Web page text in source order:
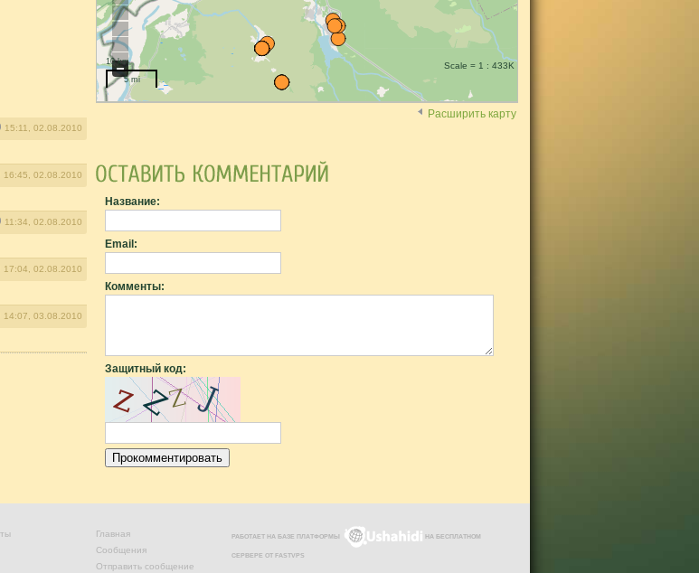
15:11, 02.08.2010
16:45, 02.08.2010
11:34, 02.08.2010
17:04, 02.08.2010
14:07, 03.08.2010
Scale = 1 : 433K
10 km
5 mi
Расширить карту
Название:
Email:
Комменты:
Защитный код:
Главная
Сообщения
Отправить сообщение
РАБОТАЕТ НА БАЗЕ ПЛАТФОРМЫ НА БЕСПЛАТНОМ
СЕРВЕРЕ ОТ FASTVPS